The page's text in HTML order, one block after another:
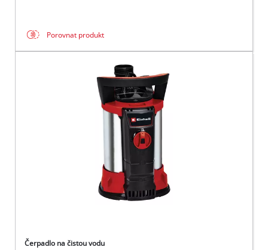
Porovnat produkt
Čerpadlo na čistou vodu